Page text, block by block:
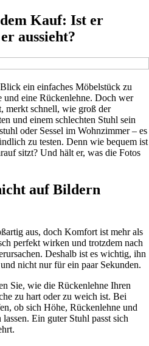
Kauf: Ist er
aussieht?
ein einfaches Möbelstück zu
und eine Rückenlehne. Doch wer
merkt schnell, wie groß der
und einem schlechten Stuhl sein
oder Sessel im Wohnzimmer – es
zu testen. Denn wie bequem ist
sitzt? Und hält er, was die Fotos
auf Bildern
aus, doch Komfort ist mehr als
perfekt wirken und trotzdem nach
Deshalb ist es wichtig, ihn
nicht nur für ein paar Sekunden.
Sie, wie die Rückenlehne Ihren
zu hart oder zu weich ist. Bei
ob sich Höhe, Rückenlehne und
Ein guter Stuhl passt sich